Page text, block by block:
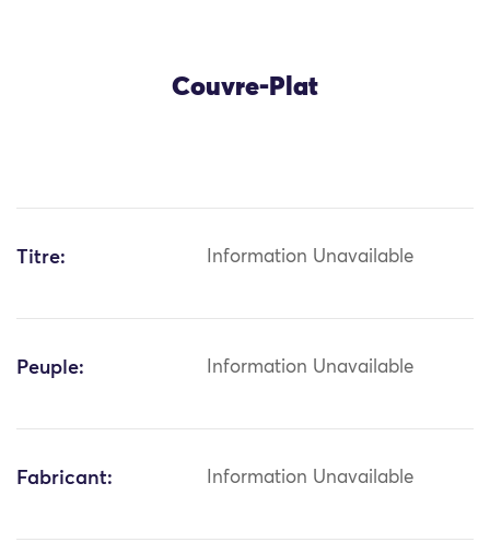
Couvre-Plat
Titre: Information Unavailable
Peuple: Information Unavailable
Fabricant: Information Unavailable